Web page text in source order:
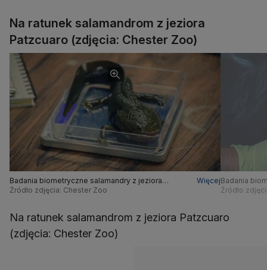
Na ratunek salamandrom z jeziora
Patzcuaro (zdjęcia: Chester Zoo)
Badania biometryczne salamandry z jeziora
Patzcuaro na Uniwersytecie Michoacana
Więcej
Źródło zdjęcia: Chester Zoo
Badania
Patzcuaro
Źródło
Na ratunek salamandrom z jeziora Patzcuaro
(zdjęcia: Chester Zoo)